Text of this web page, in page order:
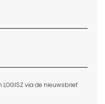
via de nieuwsbrief